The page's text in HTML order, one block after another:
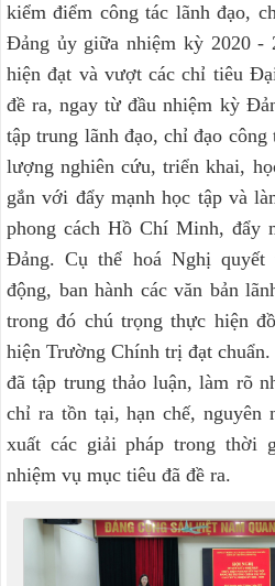
kiểm điểm công tác lãnh đạo,
Đảng ủy giữa nhiệm kỳ 2020 -
hiện đạt và vượt các chỉ tiêu
đề ra, ngay từ đầu nhiệm kỳ
tập trung lãnh đạo, chỉ đạo
lượng nghiên cứu, triển khai,
gắn với đẩy mạnh học tập và
phong cách Hồ Chí Minh, đẩy
Đảng. Cụ thể hoá Nghị quyết
động, ban hành các văn bản
trong đó chú trọng thực hiện
hiện Trường Chính trị đạt
đã tập trung thảo luận, làm rõ
chỉ ra tồn tại, hạn chế, nguyên
xuất các giải pháp trong thời
nhiệm vụ mục tiêu đã đề ra.